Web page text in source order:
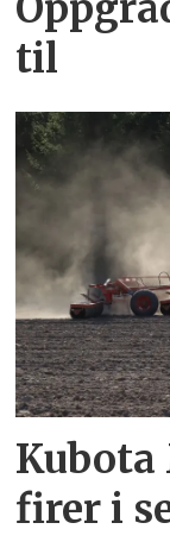
til
Kubota
firer i